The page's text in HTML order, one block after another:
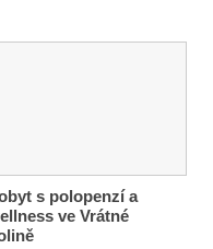
s polopenzí a
ve Vrátné